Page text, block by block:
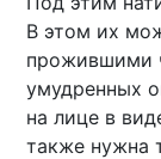
В этом их
прожившими
умудренных
на лице в
также нужна